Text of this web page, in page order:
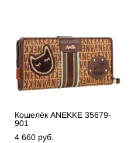
Кошелёк ANEKKE 35679-
901
4 660 pуб.